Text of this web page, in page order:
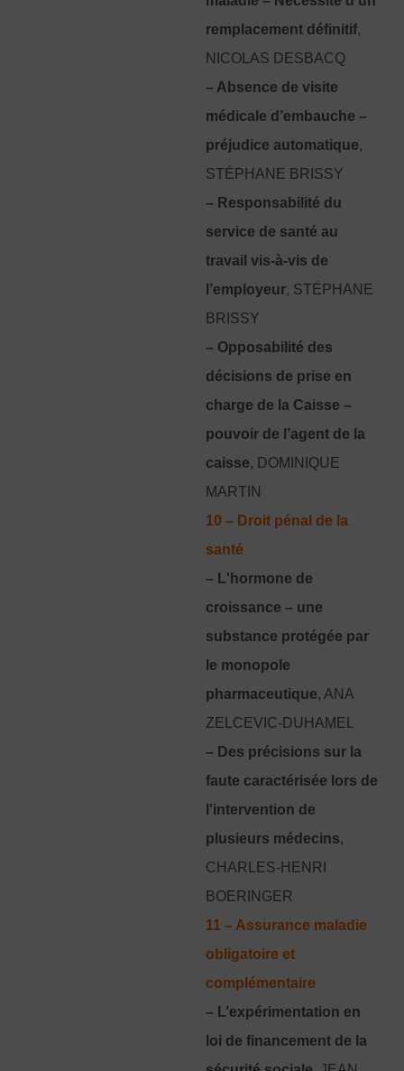
remplacement définitif,
NICOLAS DESBACQ
– Absence de visite
médicale d’embauche –
préjudice automatique,
STÉPHANE BRISSY
– Responsabilité du
service de santé au
travail vis-à-vis de
l’employeur, STÉPHANE
BRISSY
– Opposabilité des
décisions de prise en
charge de la Caisse –
pouvoir de l’agent de la
caisse, DOMINIQUE
MARTIN
10 – Droit pénal de la
santé
– L'hormone de
croissance – une
substance protégée par
le monopole
pharmaceutique, ANA
ZELCEVIC-DUHAMEL
– Des précisions sur la
faute caractérisée lors de
l'intervention de
plusieurs médecins,
CHARLES-HENRI
BOERINGER
11 – Assurance maladie
obligatoire et
complémentaire
– L’expérimentation en
loi de financement de la